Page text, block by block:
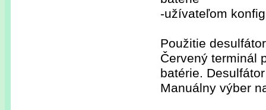
-užívateľom
Použitie
Červený terminál
batérie.
Manuálny výber